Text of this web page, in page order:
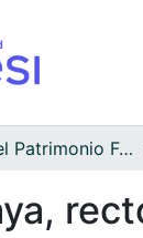
Archivo del Patrimonio Fotográfico y Fílmico del Valle del Cauca